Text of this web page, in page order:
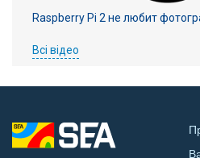
Raspberry Pi 2 не любит
Всі відео